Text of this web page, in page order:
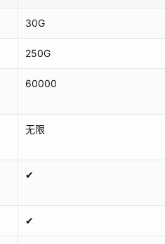
30G
250G
60000
无限
✔
✔